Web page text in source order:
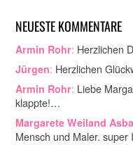
NEUESTE KOMMENTARE
Armin Rohr: Herzlichen
Jürgen: Herzlichen
Armin Rohr: Liebe
klappte!…
Margarete Weiland
Mensch und Maler.